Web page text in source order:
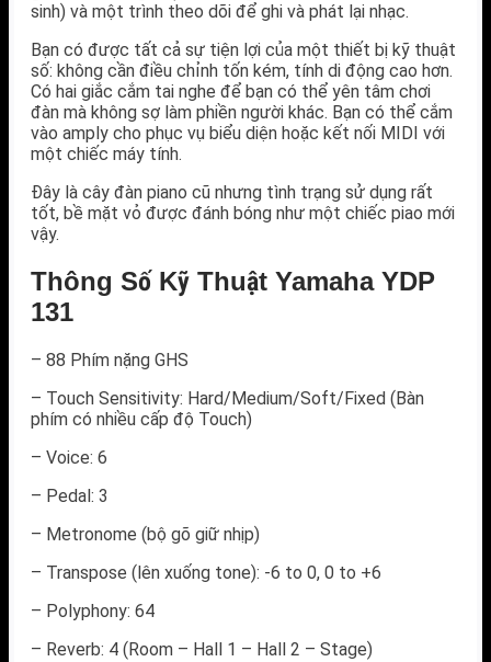
sinh) và một trình theo dõi để ghi và phát lại nhạc.
Bạn có được tất cả sự tiện lợi của một thiết bị kỹ thuật
số: không cần điều chỉnh tốn kém, tính di động cao hơn.
Có hai giắc cắm tai nghe để bạn có thể yên tâm chơi
đàn mà không sợ làm phiền người khác. Bạn có thể cắm
vào amply cho phục vụ biểu diện hoặc kết nối MIDI với
một chiếc máy tính.
Đây là cây đàn piano cũ nhưng tình trạng sử dụng rất
tốt, bề mặt vỏ được đánh bóng như một chiếc piao mới
vậy.
Thông Số Kỹ Thuật Yamaha YDP
131
– 88 Phím nặng GHS
– Touch Sensitivity: Hard/Medium/Soft/Fixed (Bàn
phím có nhiều cấp độ Touch)
– Voice: 6
– Pedal: 3
– Metronome (bộ gõ giữ nhịp)
– Transpose (lên xuống tone): -6 to 0, 0 to +6
– Polyphony: 64
– Reverb: 4 (Room – Hall 1 – Hall 2 – Stage)